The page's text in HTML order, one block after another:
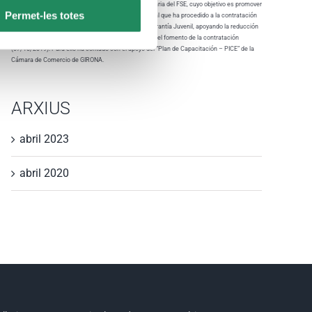
Permet-les totes
Gremi d'Hostaleria de Lloret de Mar ha sido beneficiaria del FSE, cuyo objetivo es promover
la sostenibilidad y la calidad en el empleo, y gracias al que ha procedido a la contratación
de jóvenes beneficiarios del Sistema Nacional de Garantía Juvenil, apoyando la reducción
de la tasa de desempleo juvenil en España a través del fomento de la contratación
(07/10/2019). Para ello ha contado con el apoyo del “Plan de Capacitación – PICE” de la
Cámara de Comercio de GIRONA.
ARXIUS
abril 2023
abril 2020